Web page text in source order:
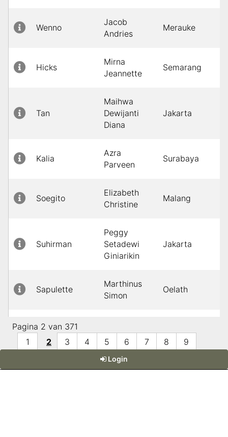
Login
Wenno
Jacob
Andries
Merauke
Hicks
Mirna
Jeannette
Semarang
Tan
Maihwa
Dewijanti
Diana
Jakarta
Kalia
Azra
Parveen
Surabaya
Soegito
Elizabeth
Christine
Malang
Suhirman
Peggy
Setadewi
Giniarikin
Jakarta
Sapulette
Marthinus
Simon
Oelath
Yap
Low Rudolf Dolfy Jakarta
Pagina 2 van 371
1
2 3 4 5 6 7 8
9